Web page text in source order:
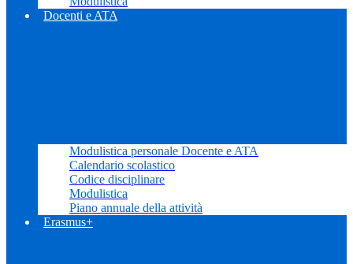
Docenti e ATA
Modulistica personale Docente e ATA
Calendario scolastico
Codice disciplinare
Modulistica
Piano annuale della attività
Erasmus+